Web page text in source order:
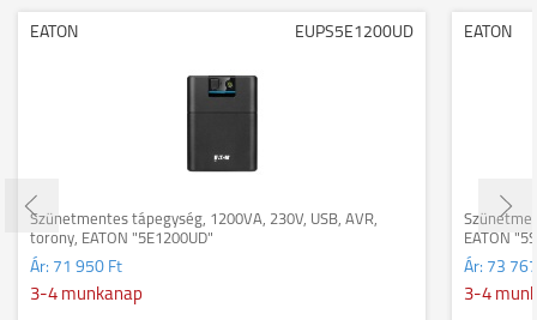
EATON EUPS5E1200UD
Szünetmentes tápegység, 1200VA, 230V, USB, AVR,
torony, EATON "5E1200UD"
Ár: 71 950 Ft
3-4 munkanap
EATON
EATON
Ár: 73
3-4